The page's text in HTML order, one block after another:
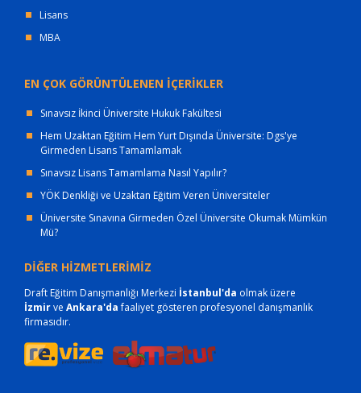
Lisans
MBA
EN ÇOK GÖRÜNTÜLENEN İÇERİKLER
Sınavsız İkinci Üniversite Hukuk Fakültesi
Hem Uzaktan Eğitim Hem Yurt Dışında Üniversite: Dgs'ye
Girmeden Lisans Tamamlamak
Sınavsız Lisans Tamamlama Nasıl Yapılır?
YÖK Denkliği ve Uzaktan Eğitim Veren Üniversiteler
Üniversite Sınavına Girmeden Özel Üniversite Okumak Mümkün
Mü?
DİĞER HİZMETLERİMİZ
Draft Eğitim Danışmanlığı Merkezi İstanbul'da olmak üzere
İzmirve Ankara'dafaaliyet gösteren profesyonel danışmanlık
firmasıdır.